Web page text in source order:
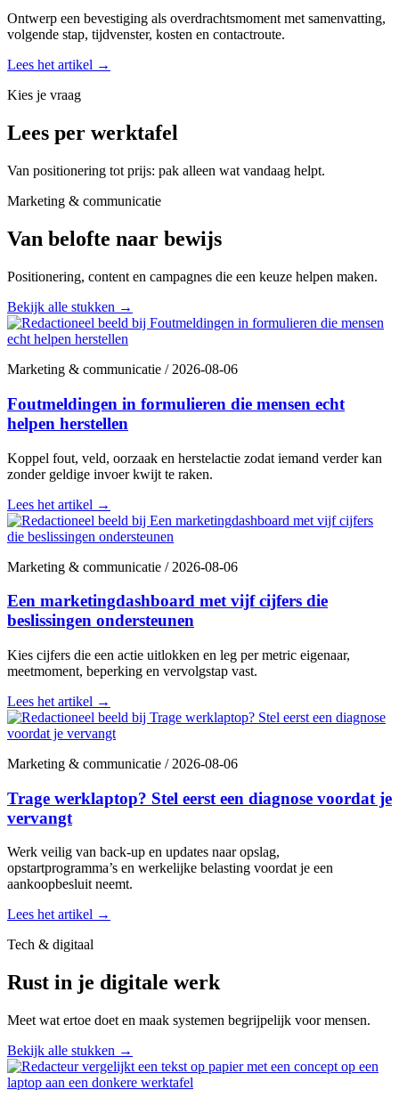
Ontwerp een bevestiging als overdrachtsmoment met samenvatting,
volgende stap, tijdvenster, kosten en contactroute.
Lees het artikel →
Kies je vraag
Lees per werktafel
Van positionering tot prijs: pak alleen wat vandaag helpt.
Marketing & communicatie
Van belofte naar bewijs
Positionering, content en campagnes die een keuze helpen maken.
Bekijk alle stukken →
Marketing & communicatie /2026-08-06
Foutmeldingen in formulieren die mensen echt
helpen herstellen
Koppel fout, veld, oorzaak en herstelactie zodat iemand verder kan
zonder geldige invoer kwijt te raken.
Lees het artikel →
Marketing & communicatie /2026-08-06
Een marketingdashboard met vijf cijfers die
beslissingen ondersteunen
Kies cijfers die een actie uitlokken en leg per metric eigenaar,
meetmoment, beperking en vervolgstap vast.
Lees het artikel →
Marketing & communicatie /2026-08-06
Trage werklaptop? Stel eerst een diagnose voordat je
vervangt
Werk veilig van back-up en updates naar opslag,
opstartprogramma’s en werkelijke belasting voordat je een
aankoopbesluit neemt.
Lees het artikel →
Tech & digitaal
Rust in je digitale werk
Meet wat ertoe doet en maak systemen begrijpelijk voor mensen.
Bekijk alle stukken →